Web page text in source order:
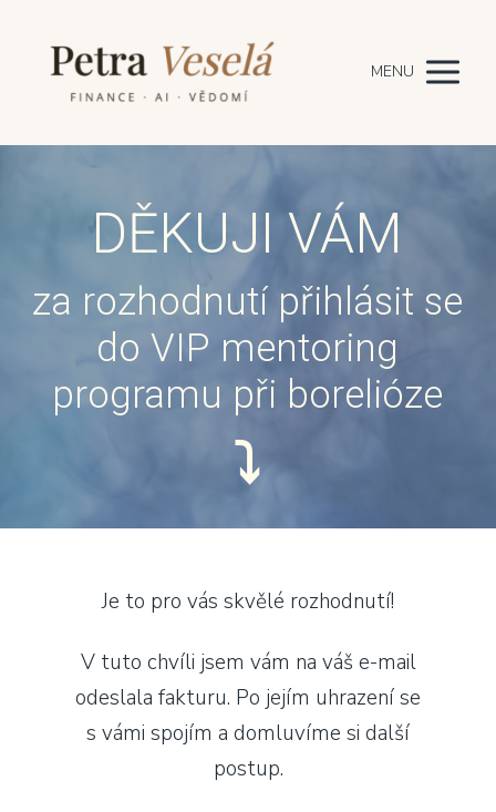
MENU
DĚKUJI VÁM
za rozhodnutí přihlásit se
do VIP mentoring
programu při borelióze
⤵︎
Je to pro vás skvělé rozhodnutí!
V tuto chvíli jsem vám na váš e-mail
odeslala fakturu. Po jejím uhrazení se
s vámi spojím a domluvíme si další
postup.